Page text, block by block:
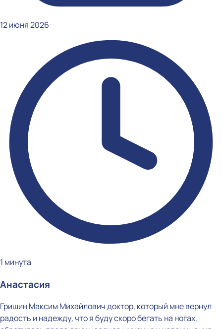
12 июня 2026
1 минута
Анастасия
Гришин Максим Михайлович доктор, который мне вернул
радость и надежду, что я буду скоро бегать на ногах,